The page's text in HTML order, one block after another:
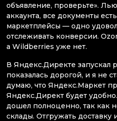
объявление, проверьте».
аккаунта, все документы
маркетплейсы — одно
отслеживать конверсии.
а Wildberries уже нет.
В Яндекс.Директе запускал
показалась дорогой, и я не
думаю, что Яндекс.Маркет
Яндекс.Директ будет
дошел полноценно, так как
склады. Отгружать доставку